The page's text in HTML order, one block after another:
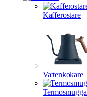
Kafferostare
Vattenkokare